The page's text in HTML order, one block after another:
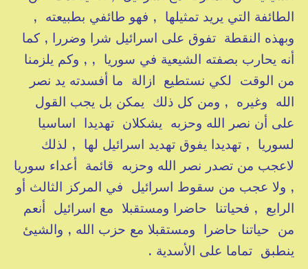
الطائفة التي يريد تمثيلها , فهو طائفي بطبيعته ,
وبهذه النقطة تفوق على اسرائيل شرا وضررا , كما
أنه يحارب بصفته الشيعية في سوريا , , وكم يلزمنا
من الوقت لكي نستطيع ازالة ما أفسدته يد نصر
الله وغيره , ومن كل ذلك يمكن بل يجب القول
على أن نصر الله وحزبه يشكلان تهديدا اساسيا
لسوريا , تهديدا يفوق تهديد اسرائيل لها , لذلك
لاعجب من تصدر نصر الله وحزبه قائمة أعداء سوريا
, ولا عجب من سقوط اسرائيل في المركز الثالث أو
الرابع , فحياتنا حاضرا ومستقبلا مع اسرائيل أنعم
من حياتنا حاضرا ومستقبلا مع حزب الله , والشيئ
ينطبق تماما على الأسدية .